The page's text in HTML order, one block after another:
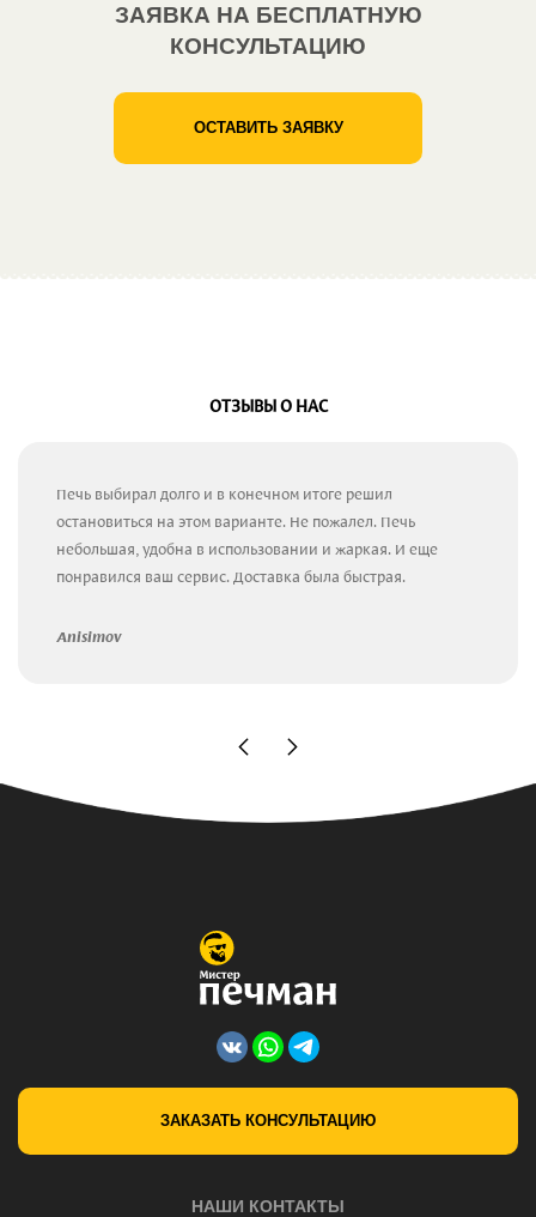
ЗАЯВКА НА БЕСПЛАТНУЮ
КОНСУЛЬТАЦИЮ
ОСТАВИТЬ ЗАЯВКУ
ОТЗЫВЫ О НАС
Печь выбирал долго и в конечном итоге решил
остановиться на этом варианте. Не пожалел. Печь
небольшая, удобна в использовании и жаркая. И еще
понравился ваш сервис. Доставка была быстрая.
Anisimov
ЗАКАЗАТЬ КОНСУЛЬТАЦИЮ
НАШИ КОНТАКТЫ